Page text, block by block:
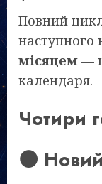
Повний
наступного
місяцем —
календаря.
Чотири
🌑